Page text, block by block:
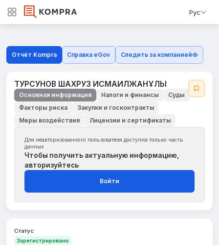
Рус
Отчёт Kompra Справка eGov Следить за компанией
ТУРСУНОВ ШАХРУЗ ИСМАИЛЖАНҰЛЫ
Основная информация Налоги и финансы
Суды
Факторы риска
Закупки и госконтракты
Меры воздействия
Лицензии и сертификаты
Для неавторизованного пользователя доступна только часть
данных
Чтобы получить актуальную информацию,
авторизуйтесь
Войти
Статус
Зарегистрировано